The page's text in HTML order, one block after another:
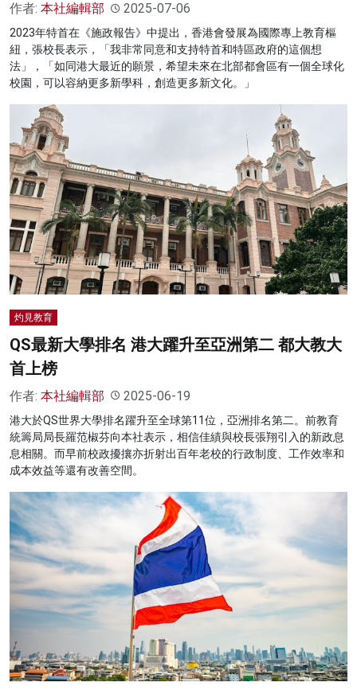
作者: 本社編輯部 2025-07-06
2023年特首在《施政報告》中提出，香港會發展為國際專上教育樞
紐，張校長表示，「我非常同意和支持特首和特區政府的這個想
法」，「如同港大最近的願景，希望未來在北部都會區有一個全球化
校園，可以容納更多新學科，創造更多新文化。」
灼見教育
QS最新大學排名 港大躍升至亞洲第二 都大教大
首上榜
作者: 本社編輯部 2025-06-19
港大於QS世界大學排名躍升至全球第11位，亞洲排名第二。前教育
統籌局局長羅范椒芬向本社表示，相信佳績與校長張翔引入的新政息
息相關。而早前校政擾攘亦折射出百年老校的行政制度、工作效率和
成本效益等還有改善空間。